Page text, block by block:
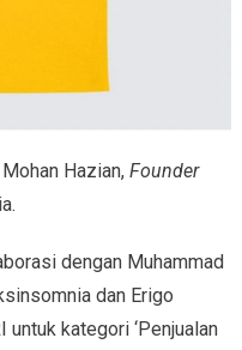
Hazian, Founder
dengan Muhammad
dan Erigo
kategori ‘Penjualan